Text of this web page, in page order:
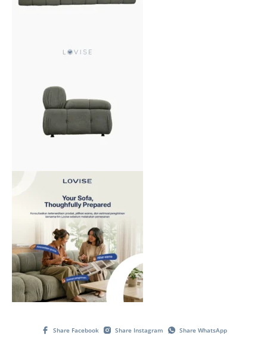
Share Facebook Share Instagram Share WhatsApp